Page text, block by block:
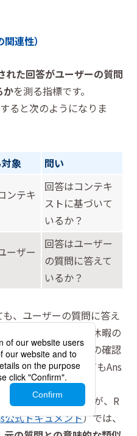
連性）
れた回答がユーザーの質問
かを測る指標です。
ると次のようになりま
象 問い
ンテキ
回答はコンテキ
ストに基づいて
いるか？
ーザー
回答はユーザー
の質問に答えて
いるか？
、ユーザーの質問に答え
ん。例えば、「有給休暇の
「有給休暇の残日数の確認
Faithfulnessは高くてもAns
。
はいくつかありますが、R
公式ドキュメント）では、